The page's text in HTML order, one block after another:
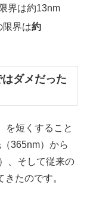
界は約13nm
限界は約
ダメだった
を短くすること
365nm）から
、そして従来の
たのです。